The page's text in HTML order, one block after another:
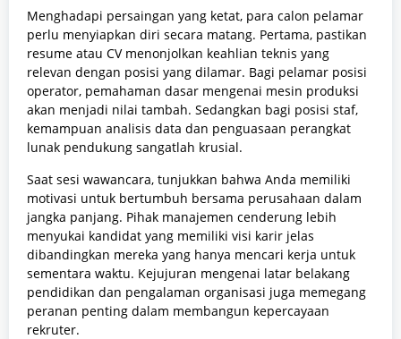
Menghadapi persaingan yang ketat, para calon pelamar
perlu menyiapkan diri secara matang. Pertama, pastikan
resume atau CV menonjolkan keahlian teknis yang
relevan dengan posisi yang dilamar. Bagi pelamar posisi
operator, pemahaman dasar mengenai mesin produksi
akan menjadi nilai tambah. Sedangkan bagi posisi staf,
kemampuan analisis data dan penguasaan perangkat
lunak pendukung sangatlah krusial.
Saat sesi wawancara, tunjukkan bahwa Anda memiliki
motivasi untuk bertumbuh bersama perusahaan dalam
jangka panjang. Pihak manajemen cenderung lebih
menyukai kandidat yang memiliki visi karir jelas
dibandingkan mereka yang hanya mencari kerja untuk
sementara waktu. Kejujuran mengenai latar belakang
pendidikan dan pengalaman organisasi juga memegang
peranan penting dalam membangun kepercayaan
rekruter.